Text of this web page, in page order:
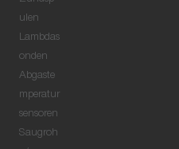
ulen
Lambdas
onden
Abgaste
mperatur
sensoren
Saugroh